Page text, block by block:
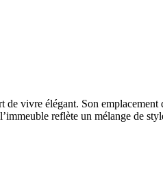
vivre élégant. Son
reflète un mélange de